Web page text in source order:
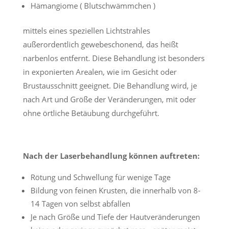
Hämangiome ( Blutschwämmchen )
mittels eines speziellen Lichtstrahles
außerordentlich gewebeschonend, das heißt
narbenlos entfernt. Diese Behandlung ist besonders
in exponierten Arealen, wie im Gesicht oder
Brustausschnitt geeignet. Die Behandlung wird, je
nach Art und Größe der Veränderungen, mit oder
ohne örtliche Betäubung durchgeführt.
Nach der Laserbehandlung können auftreten:
Rötung und Schwellung für wenige Tage
Bildung von feinen Krusten, die innerhalb von 8-
14 Tagen von selbst abfallen
Je nach Größe und Tiefe der Hautveränderungen